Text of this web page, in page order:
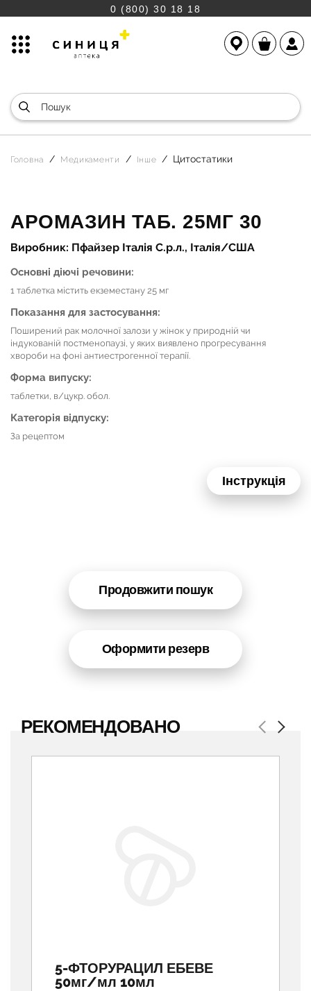
0 (800) 30 18 18
Головна Медикаменти Інше Цитостатики
АРОМАЗИН ТАБ. 25МГ 30
Виробник: Пфайзер Італія С.р.л., Італія/США
Основні діючі речовини:
1 таблетка містить екземестану 25 мг
Показання для застосування:
Поширений рак молочної залози у жінок у природній чи
індукованій постменопаузі, у яких виявлено прогресування
хвороби на фоні антиестрогенної терапії.
Форма випуску:
таблетки, в/цукр. обол.
Категорія відпуску:
За рецептом
Інструкція
Продовжити пошук
Оформити резерв
РЕКОМЕНДОВАНО Previous
5-ФТОРУРАЦИЛ ЕБЕВЕ
50мг/мл 10мл
Next